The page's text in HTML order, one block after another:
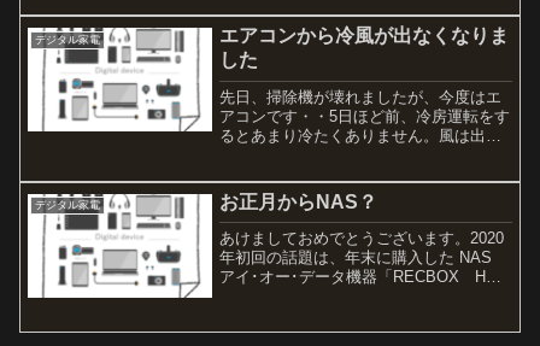
お手入れの面でも大満足です。
デジタル家電
エアコンから冷風が出なくなりま
した
先日、掃除機が壊れましたが、今度はエ
アコンです・・5日ほど前、冷房運転をす
るとあまり冷たくありません。風は出て
い？と。ダイキンさんのエアコンなので
すが、リモコンでエラー...
デジタル家電 お正月からNAS？
あけましておめでとうございます。2020
年初回の話題は、年末に購入した NAS
アイ･オー･データ機器「RECBOX HVL-
もよさそうで、今後のアップデート...